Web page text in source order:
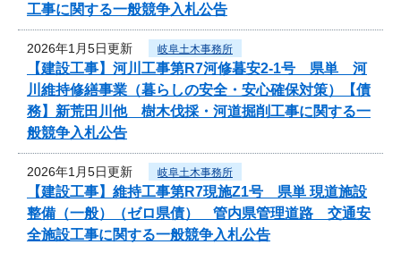
工事に関する一般競争入札公告
2026年1月5日更新 岐阜土木事務所
【建設工事】河川工事第R7河修暮安2-1号 県単 河
川維持修繕事業（暮らしの安全・安心確保対策）【債
務】新荒田川他 樹木伐採・河道掘削工事に関する一
般競争入札公告
2026年1月5日更新 岐阜土木事務所
【建設工事】維持工事第R7現施Z1号 県単 現道施設
整備（一般）（ゼロ県債） 管内県管理道路 交通安
全施設工事に関する一般競争入札公告